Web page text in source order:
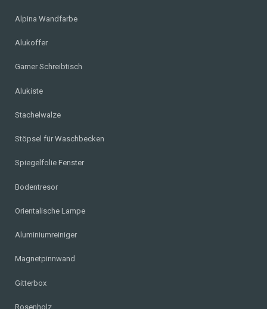
Alpina Wandfarbe
Alukoffer
Gamer Schreibtisch
Alukiste
Stachelwalze
Stöpsel für Waschbecken
Spiegelfolie Fenster
Bodentresor
Orientalische Lampe
Aluminiumreiniger
Magnetpinnwand
Gitterbox
Rosenholz